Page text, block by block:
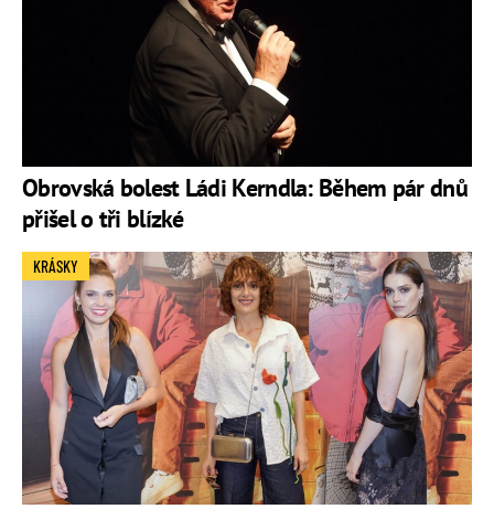
Obrovská bolest Ládi Kerndla: Během pár dnů
přišel o tři blízké
KRÁSKY